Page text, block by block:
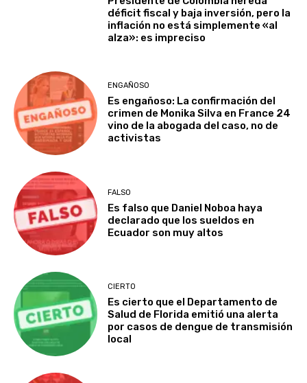
déficit fiscal y baja inversión, pero la
inflación no está simplemente «al
alza»: es impreciso
ENGAÑOSO
Es engañoso: La confirmación del
crimen de Monika Silva en France 24
vino de la abogada del caso, no de
activistas
FALSO
Es falso que Daniel Noboa haya
declarado que los sueldos en
Ecuador son muy altos
CIERTO
Es cierto que el Departamento de
Salud de Florida emitió una alerta
por casos de dengue de transmisión
local